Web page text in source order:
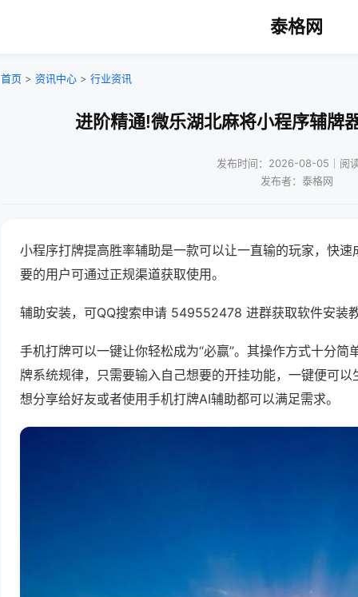
泰格网
首页 > 资讯中心 > 行业资讯
进阶精通!微乐湖北麻将小程序辅牌
发布时间：2026-08-05｜阅
发布者：泰格网
小程序打牌提高胜率辅助是一款可以让一直输的玩家，快速
要的用户可通过正规渠道获取使用。
辅助安装，可QQ搜索申请 549552478 进群获取软件安装
手机打牌可以一键让你轻松成为“必赢”。其操作方式十分
牌系统规律，只需要输入自己想要的开挂功能，一键便可
想分享给好友或者使用手机打牌AI辅助都可以满足需求。